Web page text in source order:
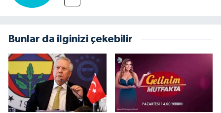
Bunlar da ilginizi çekebilir